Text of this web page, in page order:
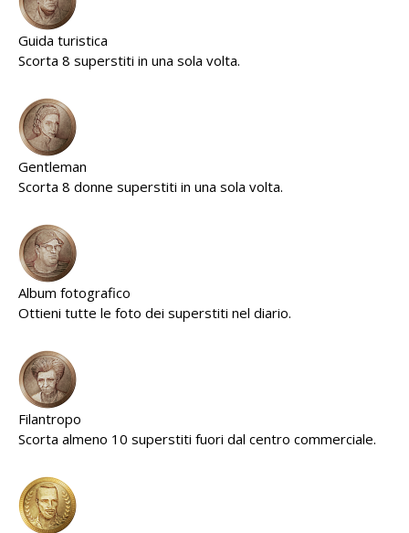
Guida turistica
Scorta 8 superstiti in una sola volta.
Gentleman
Scorta 8 donne superstiti in una sola volta.
Album fotografico
Ottieni tutte le foto dei superstiti nel diario.
Filantropo
Scorta almeno 10 superstiti fuori dal centro commerciale.